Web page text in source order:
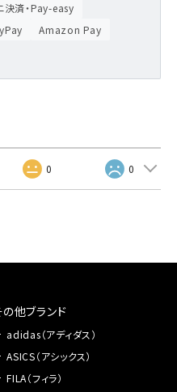
の他ブランド
adidas（アディダス）
ASICS（アシックス）
FILA（フィラ）
決済・Pay-easy
Amazon Pay
0 0